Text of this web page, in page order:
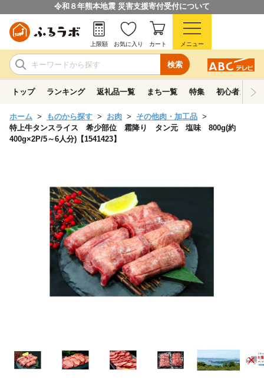
令和８年熊本地震 災害支援寄付受付について
検索
上限額 お気に入り カート メニュー
トップ ランキング 返礼品一覧 まち一覧 特集 初心者ガイド
ホーム ものから探す お肉
その他肉・加工品
特上牛タンスライス 希少部位 霜降り タン元 塩味 800g(約
400g×2P/5～6人分)【1541423】